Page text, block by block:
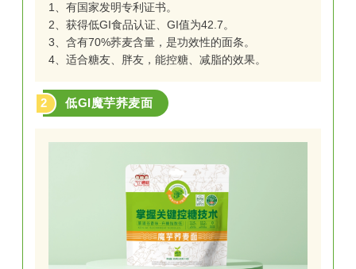
1、有国家发明专利证书。
2、获得低GI食品认证、GI值为42.7。
3、含有70%荞麦含量，是功效性的面条。
4、适合糖友、胖友，能控糖、减脂的效果。
2 低GI魔芋荞麦面